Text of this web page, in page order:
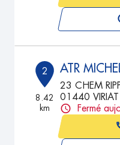
2
8.42
km
ATR
23 CHEM
01440 VIRIAT
Fermé